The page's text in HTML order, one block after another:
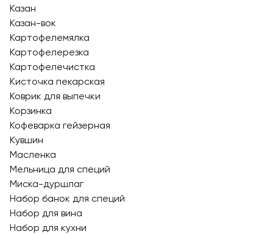
Казан
Казан-вок
Картофелемялка
Картофелерезка
Картофелечистка
Кисточка пекарская
Коврик для выпечки
Корзинка
Кофеварка гейзерная
Кувшин
Масленка
Мельница для специй
Миска-дуршлаг
Набор банок для специй
Набор для вина
Набор для кухни